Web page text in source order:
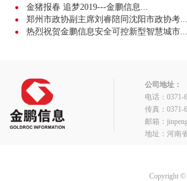
金猪报春 追梦2019---金鹏信息...
郑州市政协副主席刘睿陪同沈阳市政协考...
热烈祝贺金鹏信息安全可控新型智慧城市...
公司地址：
电话：0371-
传真：0371-
邮箱：
地址：河南
Copyright